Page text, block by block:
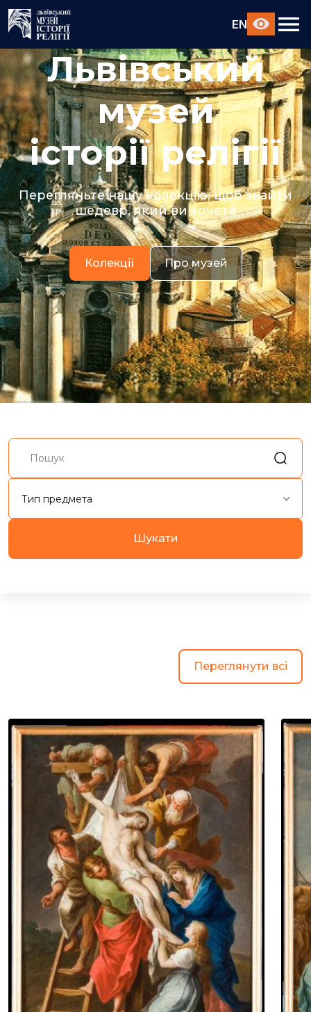
EN
Львівський
музей
історії релігії
Перегляньте нашу колекцію, щоб знайти
шедевр, який ви хочете
Колекції Про музей
Тип предмета
Шукати
Переглянути всі